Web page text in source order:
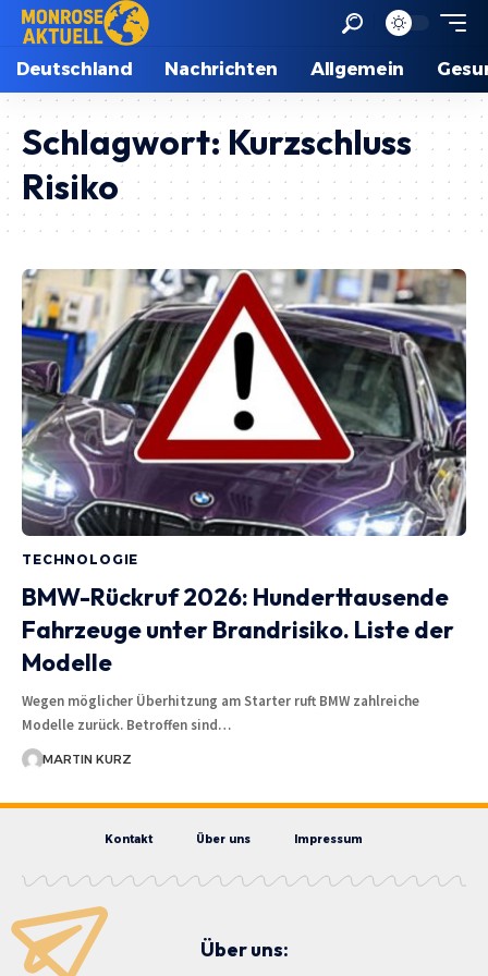
Deutschland Nachrichten Allgemein
Schlagwort: Kurzschluss
Risiko
TECHNOLOGIE
BMW-Rückruf 2026: Hunderttausende
Fahrzeuge unter Brandrisiko. Liste der
Modelle
Wegen möglicher Überhitzung am Starter ruft BMW zahlreiche
Modelle zurück. Betroffen sind…
MARTIN KURZ
Kontakt Über uns Impressum
Über uns: